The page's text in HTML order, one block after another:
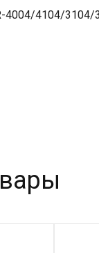
4004/4104/3104/